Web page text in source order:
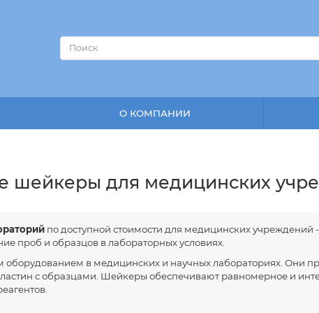
О КОМПАНИИ
шейкеры для медицинских
по доступной стоимости для медицинских учреждений
проб и образцов в лабораторных условиях.
в медицинских и научных лабораториях. Они
с образцами. Шейкеры обеспечивают равномерное и